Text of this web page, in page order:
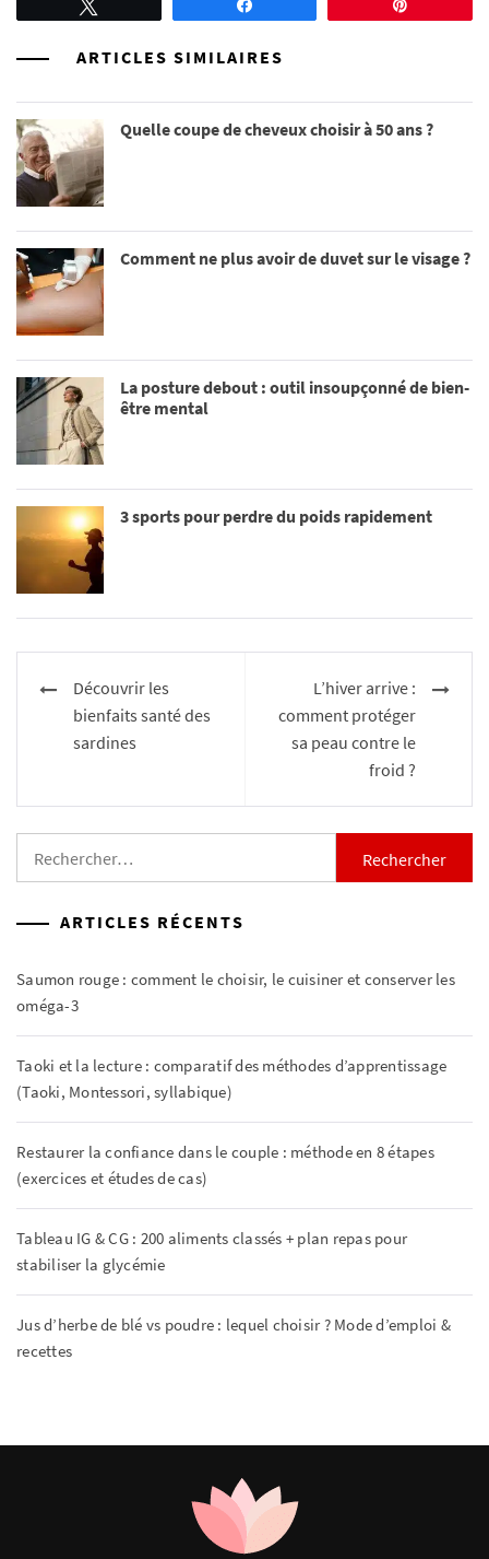
ARTICLES SIMILAIRES
Quelle coupe de cheveux choisir à 50 ans ?
Comment ne plus avoir de duvet sur le visage ?
La posture debout : outil insoupçonné de bien-
être mental
3 sports pour perdre du poids rapidement
Navigation
l’article
Découvrir les
bienfaits santé des
sardines
L’hiver arrive :
comment protéger
sa peau contre le
froid ?
ARTICLES RÉCENTS
Saumon rouge : comment le choisir, le cuisiner et conserver les
oméga-3
Taoki et la lecture : comparatif des méthodes d’apprentissage
(Taoki, Montessori, syllabique)
Restaurer la confiance dans le couple : méthode en 8 étapes
(exercices et études de cas)
Tableau IG & CG : 200 aliments classés + plan repas pour
stabiliser la glycémie
Jus d’herbe de blé vs poudre : lequel choisir ? Mode d’emploi &
recettes
AMICAL